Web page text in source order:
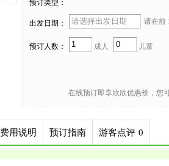
预订类型：
出发日期： 请在前
预订人数： 成人 儿童
在线预订即享欣欣优惠价，您
费用说明 预订指南 游客点评 0